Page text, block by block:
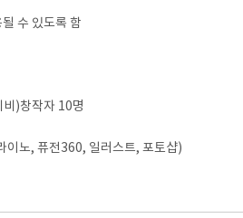
수 있도록 함
비)창작자 10명
이노, 퓨전360, 일러스트, 포토샵)